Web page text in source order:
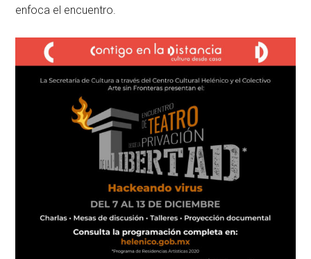
enfoca el encuentro.